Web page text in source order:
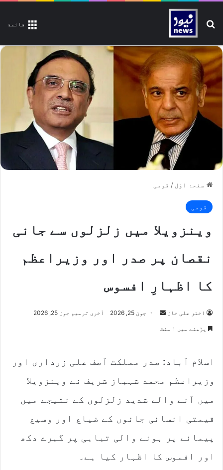
قائمة تلاش کیجیے
صفحۂ اوّل / قومی
قومی
وینزویلا میں زلزلوں سے جانی
نقصان پر صدر اور وزیراعظم
کا اظہارِ افسوس
اختر علی خان
Send جون 25, 2026 آخری ترمیم جون 25, 2026
پڑھنے میں ۱ منٹ
اسلام آباد: صدر مملکت آصف علی زرداری اور
وزیراعظم محمد شہباز شریف نے وینزویلا
میں آنے والے شدید زلزلوں کے نتیجے میں
قیمتی انسانی جانوں کے ضیاع اور وسیع
پیمانے پر ہونے والی تباہی پر گہرے دکھ
اور افسوس کا اظہار کیا ہے۔